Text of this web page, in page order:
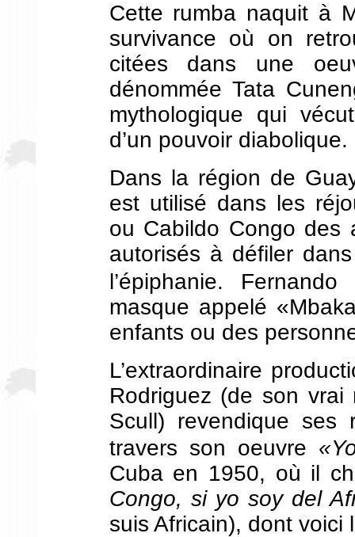
Cette rumba naquit à
survivance où on
citées dans une
dénommée Tata
mythologique qui
d’un pouvoir diabolique.
Dans la région de
est utilisé dans les
ou Cabildo Congo des
autorisés à défiler
l’épiphanie. Fernando
masque appelé
enfants ou des
L’extraordinaire
Rodriguez (de son
Scull) revendique ses
travers son oeuvre
Cuba en 1950, où il
Congo, si yo soy del
suis Africain), dont voici